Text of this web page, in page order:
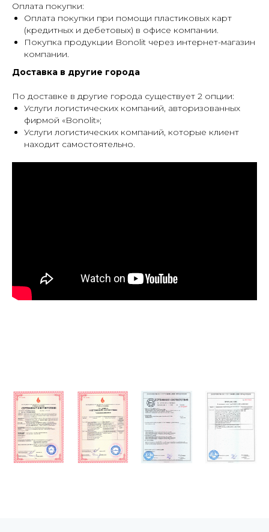
Оплата покупки:
Оплата покупки при помощи пластиковых карт
(кредитных и дебетовых) в офисе компании.
Покупка продукции Bonolit через интернет-магазин
компании.
Доставка в другие города
По доставке в другие города существует 2 опции:
Услуги логистических компаний, авторизованных
фирмой «Bonolit»;
Услуги логистических компаний, которые клиент
находит самостоятельно.